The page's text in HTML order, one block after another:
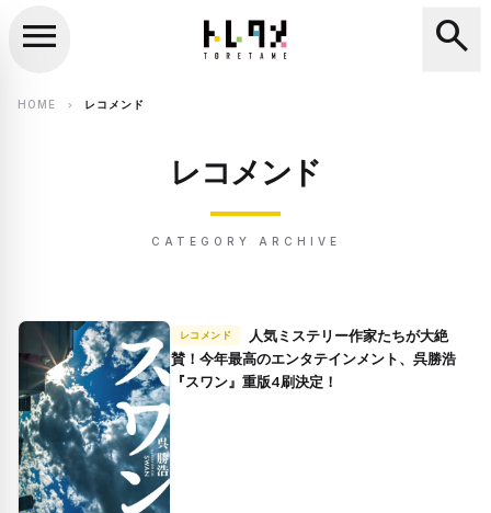
search
menu search
HOME chevron_right レコメンド
レコメンド
CATEGORY ARCHIVE
レコメンド
賛！今年最高のエンタテインメント、呉勝浩
『スワン』重版4刷決定！